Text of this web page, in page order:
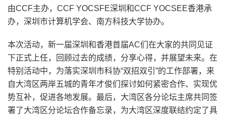
由CCF主办，CCF YOCSFE深圳和CCF YOCSEE香港承
办，深圳市计算机学会、南方科技大学协办。
本次活动，新一届深圳和香港首届AC们在大家的共同见证
下正式上任，回顾过去的成绩，分享心得，并展望未来。在
特别活动中，为落实深圳市科协“双招双引”的工作部署，来
自大湾区两岸五城的青年才俊们探讨如何紧密合作、实现优
势互补，促进各地发展。最后，大湾区各分论坛主席共同签
署了大湾区分论坛合作备忘录，为大湾区深度联结约定了具